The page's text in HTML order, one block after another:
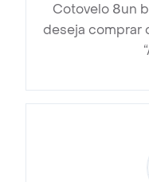
Cotovelo 8un
deseja comprar